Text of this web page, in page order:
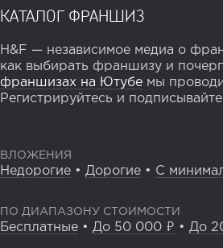
КАТАЛОГ ФРАНШИЗ
H&F — независимое медиа о
как выбирать франшизу и
франшизах на Ютубе мы
Регистрируйтесь и
ВЛОЖЕНИЯ
Недорогие • Дорогие • С
ПО ДИАПАЗОНУ СТОИМОСТИ
Бесплатные • До 50 000 ₽ • До